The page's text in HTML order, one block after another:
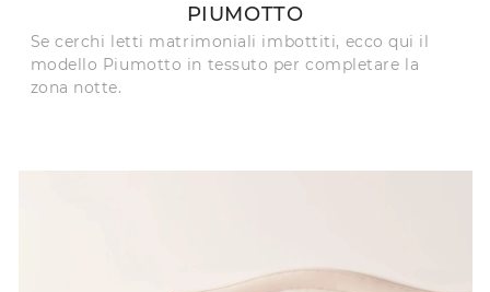
PIUMOTTO
Se cerchi letti matrimoniali imbottiti, ecco qui il
modello Piumotto in tessuto per completare la
zona notte.